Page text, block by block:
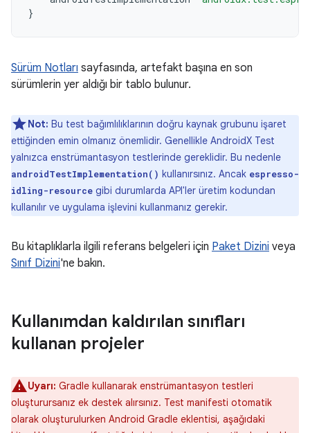
}
Sürüm Notları sayfasında, artefakt başına en son
sürümlerin yer aldığı bir tablo bulunur.
Not: Bu test bağımlılıklarının doğru kaynak grubunu işaret
ettiğinden emin olmanız önemlidir. Genellikle AndroidX Test
yalnızca enstrümantasyon testlerinde gereklidir. Bu nedenle
androidTestImplementation() kullanırsınız. Ancak espresso-
idling-resource gibi durumlarda API'ler üretim kodundan
kullanılır ve uygulama işlevini kullanmanız gerekir.
Bu kitaplıklarla ilgili referans belgeleri için Paket Dizini veya
Sınıf Dizini'ne bakın.
Kullanımdan kaldırılan sınıfları
kullanan projeler
Uyarı: Gradle kullanarak enstrümantasyon testleri
oluşturursanız ek destek alırsınız. Test manifesti otomatik
olarak oluşturulurken Android Gradle eklentisi, aşağıdaki